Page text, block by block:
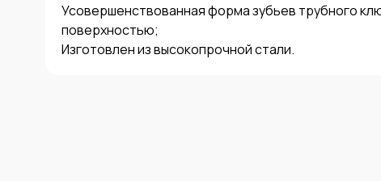
Усовершенствованная форма зубьев трубного
поверхностью;
Изготовлен из высокопрочной стали.